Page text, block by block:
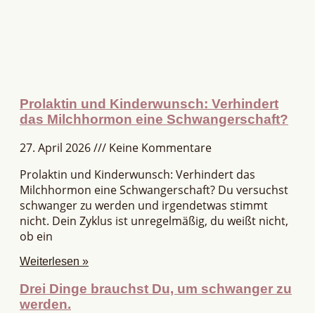
Prolaktin und Kinderwunsch: Verhindert
das Milchhormon eine Schwangerschaft?
27. April 2026
Keine Kommentare
Prolaktin und Kinderwunsch: Verhindert das
Milchhormon eine Schwangerschaft? Du versuchst
schwanger zu werden und irgendetwas stimmt
nicht. Dein Zyklus ist unregelmäßig, du weißt nicht,
ob ein
Weiterlesen »
Drei Dinge brauchst Du, um schwanger zu
werden.